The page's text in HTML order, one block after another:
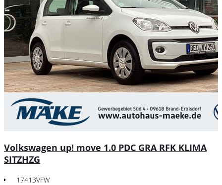
Volkswagen up! move 1.0 PDC GRA RFK KLIMA
SITZHZG
17413VFW